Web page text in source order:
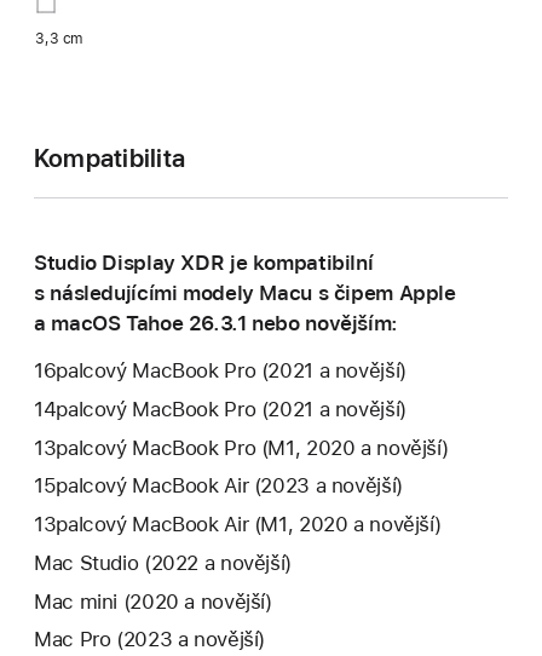
3,3 cm
Kompatibilita
Studio Display XDR je kompatibilní
s následujícími modely Macu s čipem Apple
a macOS Tahoe 26.3.1 nebo novějším:
16palcový MacBook Pro (2021 a novější)
14palcový MacBook Pro (2021 a novější)
13palcový MacBook Pro (M1, 2020 a novější)
15palcový MacBook Air (2023 a novější)
13palcový MacBook Air (M1, 2020 a novější)
Mac Studio (2022 a novější)
Mac mini (2020 a novější)
Mac Pro (2023 a novější)